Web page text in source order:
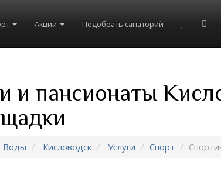
Акции Подобрать санаторий
и пансионаты
Воды Кисловодск Услуги Спорт